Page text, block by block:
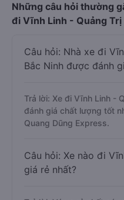
Những câu hỏi thường
đi Vĩnh Linh - Quảng Trị
Câu hỏi: Nhà xe đi
Bắc Ninh được đánh
Trả lời: Xe đi Vĩnh Linh -
đánh giá chất lượng tốt
Quang Dũng Express.
Câu hỏi: Xe nào đi
giá rẻ nhất?